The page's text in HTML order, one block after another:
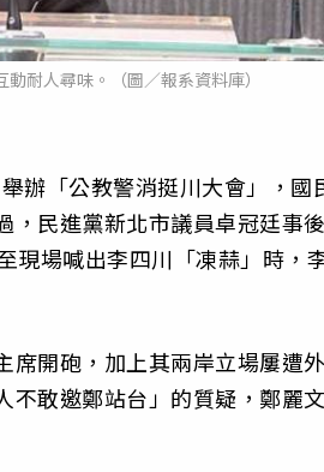
耐人尋味。（圖／報系資料庫）
辦「公教警消挺川大會」，國
，民進黨新北市議員卓冠廷事
現場喊出李四川「凍蒜」時，
席開砲，加上其兩岸立場屢遭
不敢邀鄭站台」的質疑，鄭麗